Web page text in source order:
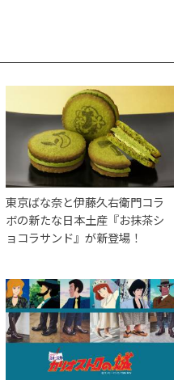
東京ばな奈と伊藤久右衛門コラ
ボの新たな日本土産『お抹茶シ
ョコラサンド』が新登場！